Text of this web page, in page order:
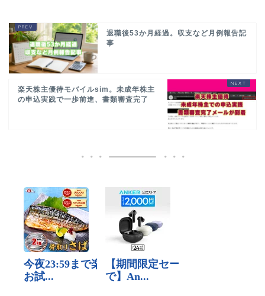
退職後53か月経過。収支など月例報告記
事
楽天株主優待モバイルsim。未成年株主
の申込実践で一歩前進、書類審査完了